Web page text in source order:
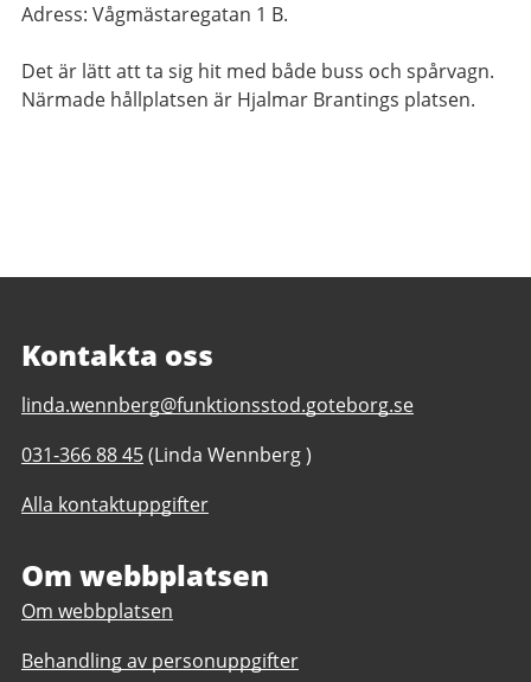
Adress: Vågmästaregatan 1 B.
Det är lätt att ta sig hit med både buss och spårvagn.
Närmade hållplatsen är Hjalmar Brantings platsen.
Kontakta oss
E-
till
Arbetslivscentrum
daglig
Göteborgs
Stad
linda.wennberg@funktionsstod.goteborg.se
Telefonnummer
Arbetslivscentrum
verksamhet
Göteborgs
Stad
031-366 88 45(Linda Wennberg )
Alla kontaktuppgifter
Om webbplatsen
Om webbplatsen
Behandling av personuppgifter